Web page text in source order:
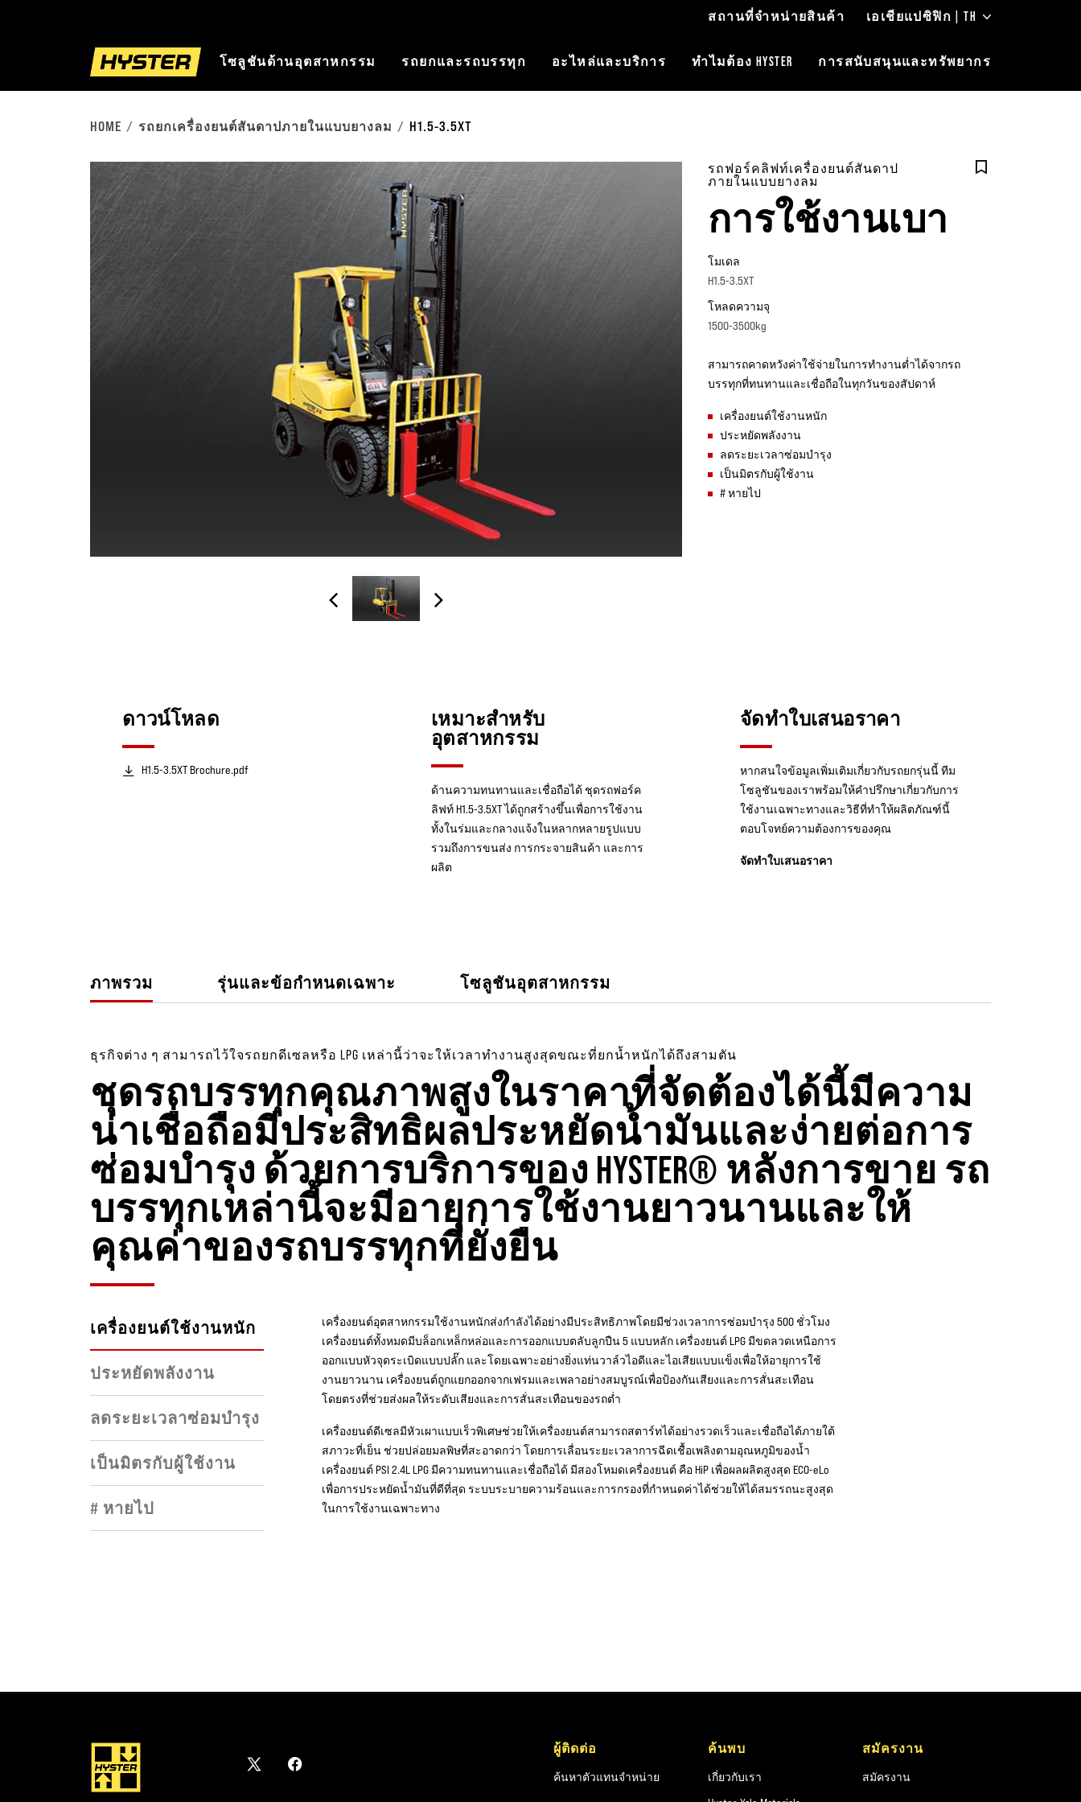
สถานที่จำหน่ายสินค้า เอเชียแปซิฟิก | TH
โซลูชันด้านอุตสาหกรรม รถยกและรถบรรทุก อะไหล่และบริการ ทำไมต้อง HYSTER การสนับสนุนและทรัพยากร
HOME รถยกเครื่องยนต์สันดาปภายในแบบยางลม H1.5-3.5XT
รถฟอร์คลิฟท์เครื่องยนต์สันดาป
ภายในแบบยางลม
การใช้งานเบา
โมเดล
H1.5-3.5XT
โหลดความจุ
1500-3500kg
สามารถคาดหวังค่าใช้จ่ายในการทำงานต่ำได้จากรถ
บรรทุกที่ทนทานและเชื่อถือในทุกวันของสัปดาห์
เครื่องยนต์ใช้งานหนัก
ประหยัดพลังงาน
ลดระยะเวลาซ่อมบำรุง
เป็นมิตรกับผู้ใช้งาน
# หายไป
ดาวน์โหลด
H1.5-3.5XT Brochure.pdf
เหมาะสำหรับ
อุตสาหกรรม
ด้านความทนทานและเชื่อถือได้ ชุดรถฟอร์ค
ลิฟท์ H1.5-3.5XT ได้ถูกสร้างขึ้นเพื่อการใช้งาน
ทั้งในร่มและกลางแจ้งในหลากหลายรูปแบบ
รวมถึงการขนส่ง การกระจายสินค้า และการ
ผลิต
จัดทำใบเสนอราคา
หากสนใจข้อมูลเพิ่มเติมเกี่ยวกับรถยกรุ่นนี้ ทีม
โซลูชันของเราพร้อมให้คำปรึกษาเกี่ยวกับการ
ใช้งานเฉพาะทางและวิธีที่ทำให้ผลิตภัณฑ์นี้
ตอบโจทย์ความต้องการของคุณ
จัดทำใบเสนอราคา
ภาพรวม รุ่นและข้อกำหนดเฉพาะ โซลูชันอุตสาหกรรม
ธุรกิจต่าง ๆ สามารถไว้ใจรถยกดีเซลหรือ LPG เหล่านี้ว่าจะให้เวลาทำงานสูงสุดขณะที่ยกน้ำหนักได้ถึงสามตัน
ชุดรถบรรทุกคุณภาพสูงในราคาที่จัดต้องได้นี้มีความ
น่าเชื่อถือมีประสิทธิผลประหยัดน้ำมันและง่ายต่อการ
ซ่อมบำรุง ด้วยการบริการของ HYSTER® หลังการขาย รถ
บรรทุกเหล่านี้จะมีอายุการใช้งานยาวนานและให้
คุณค่าของรถบรรทุกที่ยั่งยืน
เครื่องยนต์ใช้งานหนัก
ประหยัดพลังงาน
ลดระยะเวลาซ่อมบำรุง
เป็นมิตรกับผู้ใช้งาน
# หายไป
เครื่องยนต์อุตสาหกรรมใช้งานหนักส่งกำลังได้อย่างมีประสิทธิภาพโดยมีช่วงเวลาการซ่อมบำรุง 500 ชั่วโมง
เครื่องยนต์ทั้งหมดมีบล็อกเหล็กหล่อและการออกแบบตลับลูกปืน 5 แบบหลัก เครื่องยนต์ LPG มีขดลวดเหนือการ
ออกแบบหัวจุดระเบิดแบบปลั๊ก และโดยเฉพาะอย่างยิ่งแท่นวาล์วไอดีและไอเสียแบบแข็งเพื่อให้อายุการใช้
งานยาวนาน เครื่องยนต์ถูกแยกออกจากเฟรมและเพลาอย่างสมบูรณ์เพื่อป้องกันเสียงและการสั่นสะเทือน
โดยตรงที่ช่วยส่งผลให้ระดับเสียงและการสั่นสะเทือนของรถต่ำ
เครื่องยนต์ดีเซลมีหัวเผาแบบเร็วพิเศษช่วยให้เครื่องยนต์สามารถสตาร์ทได้อย่างรวดเร็วและเชื่อถือได้ภายใต้
สภาวะที่เย็น ช่วยปล่อยมลพิษที่สะอาดกว่า โดยการเลื่อนระยะเวลาการฉีดเชื้อเพลิงตามอุณหภูมิของน้ำ
เครื่องยนต์ PSI 2.4L LPG มีความทนทานและเชื่อถือได้ มีสองโหมดเครื่องยนต์ คือ HiP เพื่อผลผลิตสูงสุด ECO-eLo
เพื่อการประหยัดน้ำมันที่ดีที่สุด ระบบระบายความร้อนและการกรองที่กำหนดค่าได้ช่วยให้ได้สมรรถนะสูงสุด
ในการใช้งานเฉพาะทาง
ผู้ติดต่อ
ค้นหาตัวแทนจำหน่าย
ค้นพบ
เกี่ยวกับเรา
สมัครงาน
สมัครงาน